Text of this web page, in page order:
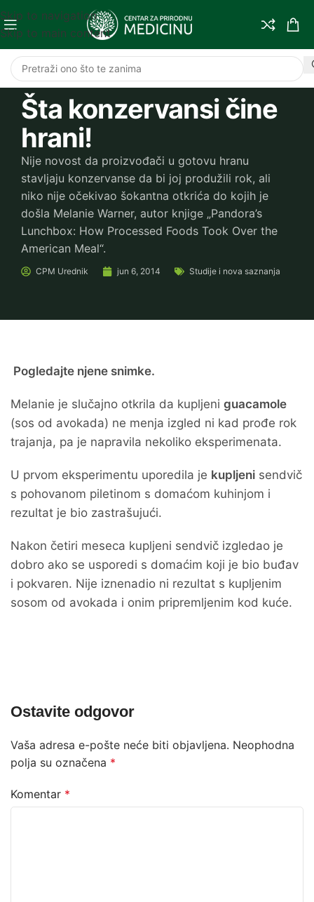
Skip to navigation
Skip to main content
Šta konzervansi čine
hrani!
Nije novost da proizvođači u gotovu hranu
stavljaju konzervanse da bi joj produžili rok, ali
niko nije očekivao šokantna otkrića do kojih je
došla Melanie Warner, autor knjige „Pandora’s
Lunchbox: How Processed Foods Took Over the
American Meal“.
CPM Urednik jun 6, 2014 Studije i nova saznanja
Pogledajte njene snimke.
Melanie je slučajno otkrila da kupljeni guacamole
(sos od avokada) ne menja izgled ni kad prođe rok
trajanja, pa je napravila nekoliko eksperimenata.
U prvom eksperimentu uporedila je kupljeni sendvič
s pohovanom piletinom s domaćom kuhinjom i
rezultat je bio zastrašujući.
Nakon četiri meseca kupljeni sendvič izgledao je
dobro ako se usporedi s domaćim koji je bio buđav
i pokvaren. Nije iznenadio ni rezultat s kupljenim
sosom od avokada i onim pripremljenim kod kuće.
Ostavite odgovor
Vaša adresa e-pošte neće biti objavljena. Neophodna
polja su označena *
Komentar *